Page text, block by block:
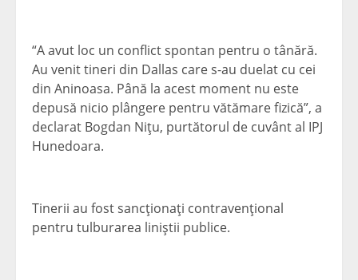
“A avut loc un conflict spontan pentru o tânără.
Au venit tineri din Dallas care s-au duelat cu cei
din Aninoasa. Până la acest moment nu este
depusă nicio plângere pentru vătămare fizică”, a
declarat Bogdan Niţu, purtătorul de cuvânt al IPJ
Hunedoara.
Tinerii au fost sancţionaţi contravenţional
pentru tulburarea liniştii publice.